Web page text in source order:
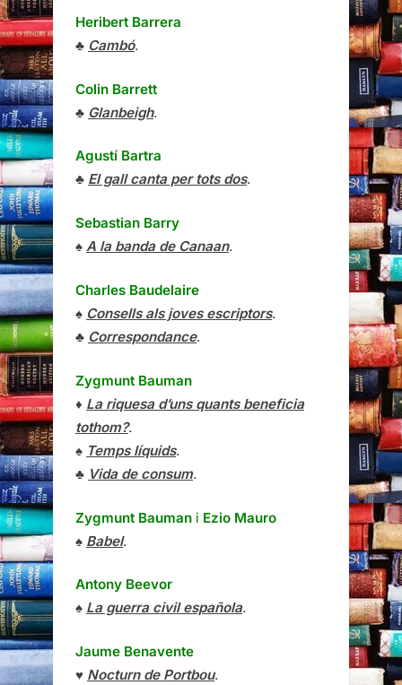
Heribert Barrera
♣ Cambó.
Colin Barrett
♣ Glanbeigh.
Agustí Bartra
♣ El gall canta per tots dos.
Sebastian Barry
♠ A la banda de Canaan.
Charles Baudelaire
♠ Consells als joves escriptors.
♣ Correspondance.
Zygmunt Bauman
♦ La riquesa d’uns quants beneficia
tothom?.
♠ Temps líquids.
♣ Vida de consum.
Zygmunt Bauman i Ezio Mauro
♠ Babel.
Antony Beevor
♠ La guerra civil española.
Jaume Benavente
♥ Nocturn de Portbou.